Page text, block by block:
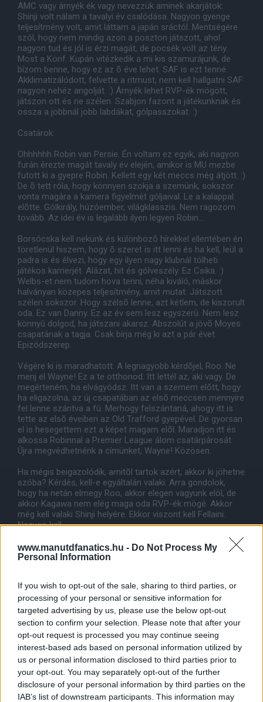
www.manutdfanatics.hu - Do Not Process My
Personal Information
If you wish to opt-out of the sale, sharing to third parties, or
processing of your personal or sensitive information for
targeted advertising by us, please use the below opt-out
section to confirm your selection. Please note that after your
opt-out request is processed you may continue seeing
interest-based ads based on personal information utilized by
us or personal information disclosed to third parties prior to
your opt-out. You may separately opt-out of the further
disclosure of your personal information by third parties on the
IAB’s list of downstream participants. This information may
AMC vagy árnyék ék vagy nevezzük aminek akarjátok:
Shinji volt nálam a tavalyi év csalódása. Nagyon gyenge
teljesítmény volt, amit láttam a japán sráctól. Mentségére
szól, hogy nem mindig azon a poszton játszott, ahol
nagyon tud és jól is érzi magát, de pocsék volt az tény.
Most a Konf. Kupán vitézkedik a mi kis szamurájunk, de
bízom benne, hogy ez az õ éve lehet. SAF is ezt tenné.
Akklimatizálódott, felvette a ritmust, nem kell hallgatni SAF
nagyon nehéz angolját. :) Árnyék lehet RVP-ék mögött,
játszon ott és ne szélen. Szabjon fazont a játékunknak és
ossza a jobbnál jobb labdákat, gólpasszokat. :)
Csatárok:
Ohhhhhh Robin van Persie. Én voltam ez egyik, aki nagyon
furán érezte magát tavaly év elején, amikor is MU mezbe
futott ki a gyepre Robin. Kellett egy két meccs még átjött. :)
De õ tett róla, hogy könnyen szokja a szemünk, sokszor
vonta magára a kamera figyelmét góljaival. Le a kalappal
elõtte. Gólkirály, húzóember, világklasszis. Nem ragozom
tovább. Az idei év is legalább ilyen legyen Robin...
Borsócska kell nekünk és különbözõ hírekkel ellentében én
töretlenül hiszem, hogy õ szeret is itt lenni és ha kell, leül a
padra is és élvezi, hogy egy ilyen nagy klubnál tölheti
játékos karrierjét. Alázat, hit és gólveszély. Ez Csika. :)
Welbs-et nem tudom hova tenni, néha kiváló, máskor
halványan közepes teljesítmény, amit mutat. Játszott
szélen sokszor. Hogy szélsõ lenne, azt kétlem, de kiszorult
oda. Ez van Danny. Ez az év sem lesz egyszerû. Nem lesz
könnyû dolgod, ha játszani akarsz. Abszolút a jövõ Moyes
csapatának a tagja. Csak bírja még ki azt a pár évet.
Epizódszerep.
Végére ki is maradhatott. A legnagyobb kérdõjel, Roo. Ne
menj el Wayne! Ez a te otthonod. Itt lettél az, aki vagy. De
megérteném, ha elvágyódsz. Itt van a szemem elõtt, hogy
ha eligazolna, az új csapatában az elsõ meccsen mennyire
fel lenne szántva a fû. Merhogy felszántaná, ahogy itt is
tette az elsõ éveiben az Old Trafford gyepével. De gyorsan
el is hesegettem ezt a képet magam elõl. Maradjon itt és
alkossa Robinnal a Premier League álom csatárpárosát.
Újra megvédhetnénk a címünket, Wayne! Közösen.
Ha mégis beigazolódik, amitõl tartok azért, akkor ki jöhetne
szóba? Kérdés, kell-e egyáltalán valaki. Arra gondolok,
hogy ha netán elmegy Roo, akkor elegen vagyunk elöl, de
akkor Kagawa nem elég maga oda RVP-ék mögé. Akkor
még kell valaki Shinji helyére. Ekkor viszont kell Fellaini.
Nagyon kell.
Sajnos Cesc is képben. Hogy miért sajnos? Nem szeretem
a képét..:) Olyan tenyérbemászó. Egyszerûen nem
szimpatikus. Jó játékos, meg el is kellene, de akkor már
Lehetséges kezdõ 19:)..:
De Gea - Rafael/Fabio, Rio/Evans, Vida, Pat/Baines -
Carrick, Jones/Cabaye - Vale/Mirallas, Kagawa/Fellaini,
Young/Thiago - Roo/Rvp
Csereemberek: Linde, Büttner, Smalling, Varela, Giggs,
remélem Fletch, Clev, Zaha, Welbs, Chicarito.
Köszönöm, hogy elolvastátok! Szép, igazolásokban
minõséget jelentõ nyarat! :) Irány a 21! :)